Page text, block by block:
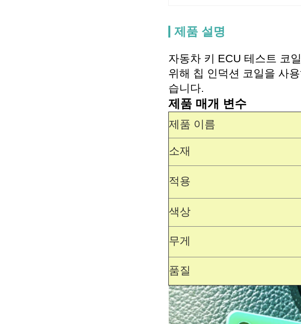
제품 설명
자동차 키 ECU 테스트 코
위해 칩 인덕션 코일을 사
습니다.
제품 매개 변수
제품 이름
소재
적용
색상
무게
품질